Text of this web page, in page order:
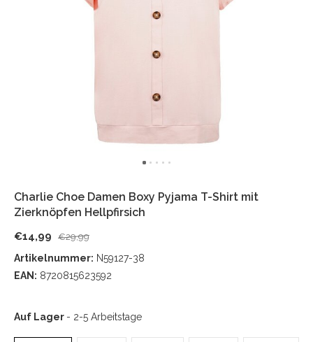
Charlie Choe Damen Boxy Pyjama T-Shirt mit
Zierknöpfen Hellpfirsich
€14,99 €29,99
Artikelnummer: N59127-38
EAN: 8720815623592
Auf Lager - 2-5 Arbeitstage